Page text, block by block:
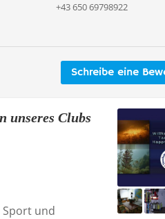
+43 650 69798922
Schreibe eine
unseres Clubs
Sport und